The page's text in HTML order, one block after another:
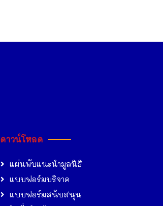
ดาวน์โหลด
แผ่นพับแนะนำมูลนิธิ
แบบฟอร์มบริจาค
แบบฟอร์มสนับสนุน